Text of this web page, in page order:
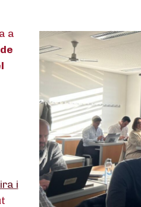
a
i